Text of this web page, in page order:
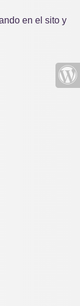
en el sito y